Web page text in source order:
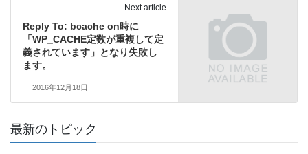
Next article
Reply To: bcache on時に
「WP_CACHE定数が重複して定
義されています」となり失敗し
ます。
2016年12月18日
最新のトピック